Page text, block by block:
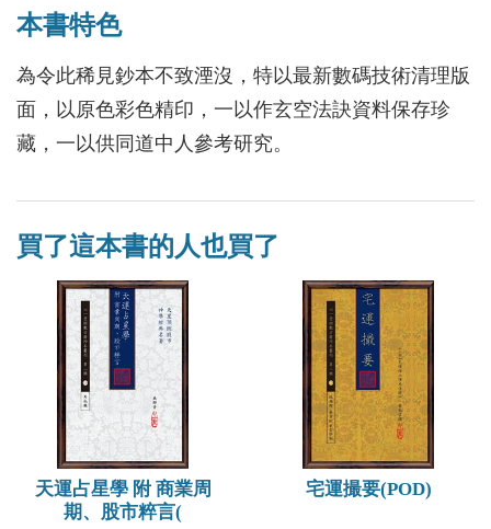
本書特色
為令此稀見鈔本不致湮沒，特以最新數碼技術清理版
面，以原色彩色精印，一以作玄空法訣資料保存珍
藏，一以供同道中人參考研究。
買了這本書的人也買了
天運占星學 附 商業周
期、股市粹言(
宅運撮要(POD)